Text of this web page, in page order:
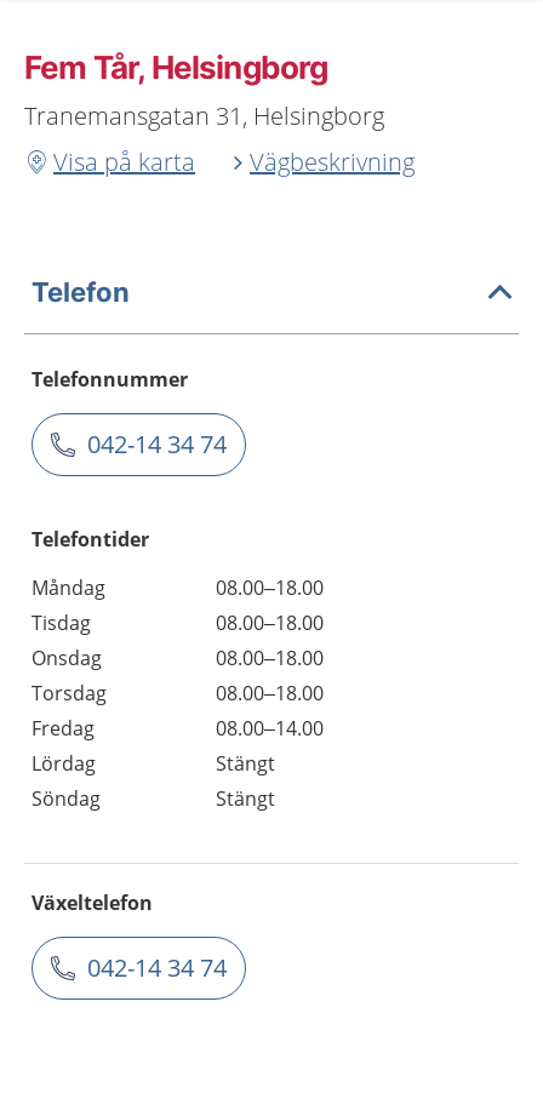
Fem Tår, Helsingborg
Tranemansgatan 31, Helsingborg
Visa på karta
Vägbeskrivning
Telefon
Telefonnummer
042-14 34 74
Telefontider
Måndag
08.00–18.00
Tisdag
08.00–18.00
Onsdag
08.00–18.00
Torsdag
08.00–18.00
Fredag
08.00–14.00
Lördag
Stängt
Söndag
Stängt
Växeltelefon
042-14 34 74